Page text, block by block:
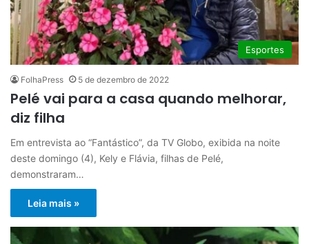
Esportes
FolhaPress 5 de dezembro de 2022
Pelé vai para a casa quando melhorar,
diz filha
Em entrevista ao “Fantástico”, da TV Globo, exibida na noite
deste domingo (4), Kely e Flávia, filhas de Pelé,
demonstraram…
Leia mais »